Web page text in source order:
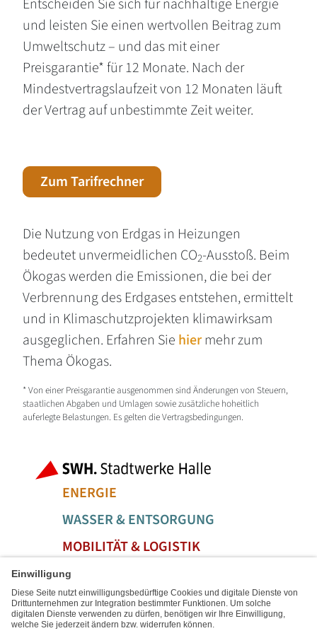
Entscheiden Sie sich für nachhaltige Energie
und leisten Sie einen wertvollen Beitrag zum
Umweltschutz – und das mit einer
Preisgarantie* für 12 Monate. Nach der
Mindestvertragslaufzeit von 12 Monaten läuft
der Vertrag auf unbestimmte Zeit weiter.
Zum Tarifrechner
Die Nutzung von Erdgas in Heizungen
bedeutet unvermeidlichen CO2-Ausstoß. Beim
Ökogas werden die Emissionen, die bei der
Verbrennung des Erdgases entstehen, ermittelt
und in Klimaschutzprojekten klimawirksam
ausgeglichen. Erfahren Sie hiermehr zum
Thema Ökogas.
* Von einer Preisgarantie ausgenommen sind Änderungen von Steuern,
staatlichen Abgaben und Umlagen sowie zusätzliche hoheitlich
auferlegte Belastungen. Es gelten die Vertragsbedingungen.
Bereiche der
ENERGIE
WASSER & ENTSORGUNG
MOBILITÄT & LOGISTIK
SERVICE & FREIZEIT